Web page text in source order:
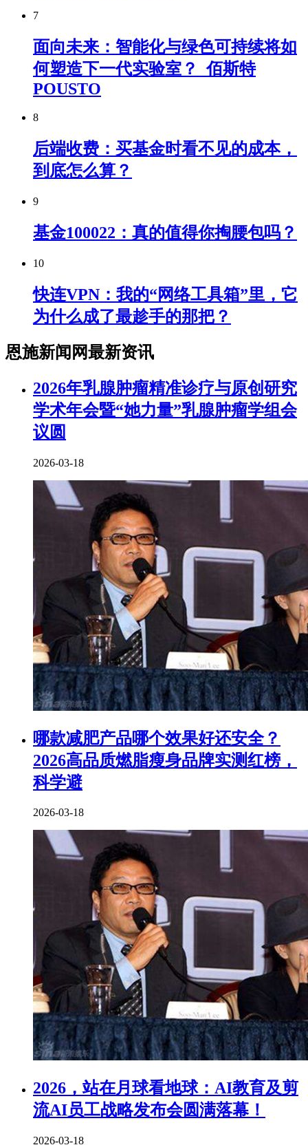
7
面向未来：智能化与绿色可持续将如
何塑造下一代实验室？_佰斯特
POUSTO
8
后端收费：买基金时看不见的成本，
到底怎么算？
9
基金100022：真的值得你掏腰包吗？
10
快连VPN：我的“网络工具箱”里，它
为什么成了最趁手的那把？
恩施新闻网最新资讯
2026年乳腺肿瘤精准诊疗与原创研究
学术年会暨“她力量”乳腺肿瘤学组会
议圆
2026-03-18
​哪款减肥产品哪个效果好还安全？
2026高品质燃脂瘦身品牌实测红榜，
科学避
2026-03-18
2026，站在月球看地球：AI教育及剪
流AI员工战略发布会圆满落幕！
2026-03-18